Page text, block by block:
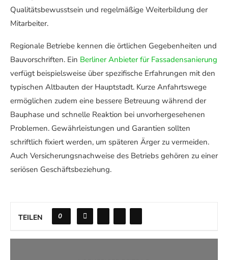
Qualitätsbewusstsein und regelmäßige Weiterbildung der
Mitarbeiter.
Regionale Betriebe kennen die örtlichen Gegebenheiten und
Bauvorschriften. Ein Berliner Anbieter für Fassadensanierung
verfügt beispielsweise über spezifische Erfahrungen mit den
typischen Altbauten der Hauptstadt. Kurze Anfahrtswege
ermöglichen zudem eine bessere Betreuung während der
Bauphase und schnelle Reaktion bei unvorhergesehenen
Problemen. Gewährleistungen und Garantien sollten
schriftlich fixiert werden, um späteren Ärger zu vermeiden.
Auch Versicherungsnachweise des Betriebs gehören zu einer
seriösen Geschäftsbeziehung.
TEILEN 0